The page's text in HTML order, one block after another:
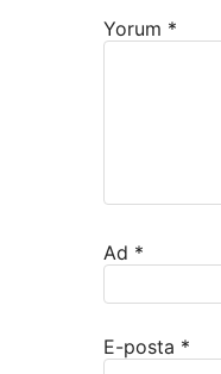
Yorum *
Ad *
E-posta *